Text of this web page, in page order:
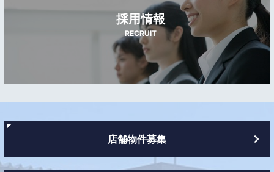
採用情報
RECRUIT
店舗物件募集